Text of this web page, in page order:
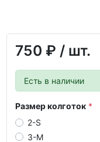
750 ₽ / шт.
Есть в наличии
Размер колготок
2-S
3-M